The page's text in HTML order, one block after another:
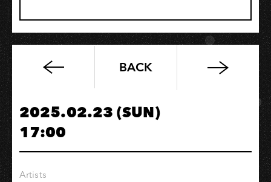
SSr
BACK
2025.02.23 (SUN)
17:00
Artists